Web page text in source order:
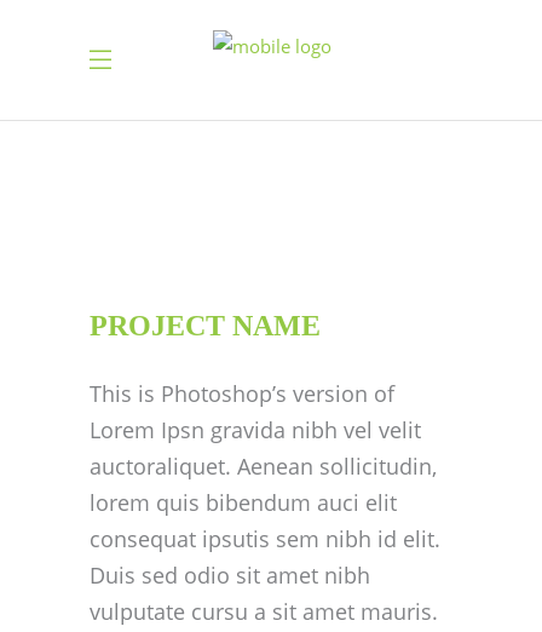
PROJECT NAME
This is Photoshop’s version of
Lorem Ipsn gravida nibh vel velit
auctoraliquet. Aenean sollicitudin,
lorem quis bibendum auci elit
consequat ipsutis sem nibh id elit.
Duis sed odio sit amet nibh
vulputate cursu a sit amet mauris.